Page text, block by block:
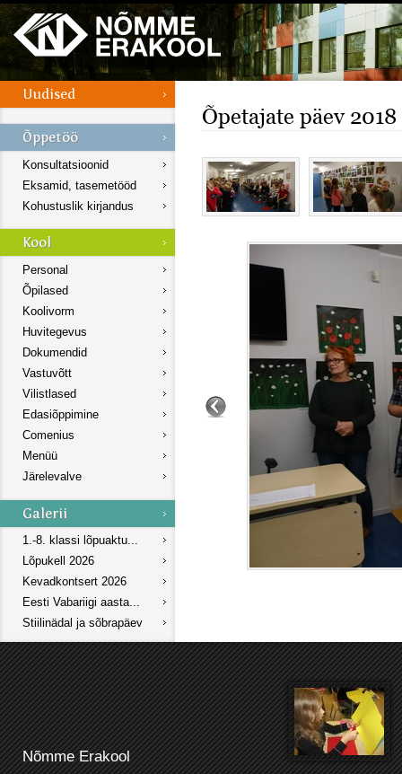
Konsultatsioonid
Eksamid, tasemetööd
Kohustuslik kirjandus
Personal
Õpilased
Koolivorm
Huvitegevus
Dokumendid
Vastuvõtt
Vilistlased
Edasiõppimine
Comenius
Menüü
Järelevalve
1.-8. klassi lõpuaktu...
Lõpukell 2026
Kevadkontsert 2026
Eesti Vabariigi aasta...
Stiilinädal ja sõbrapäev
Õpetajate päev 2018
Nõmme Erakool